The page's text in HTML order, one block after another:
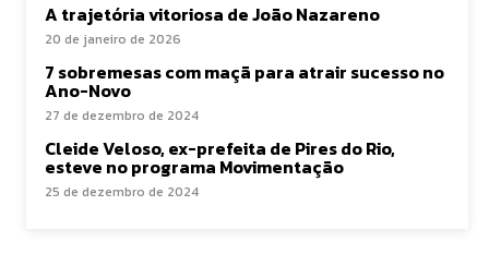
A trajetória vitoriosa de João Nazareno
20 de janeiro de 2026
7 sobremesas com maçã para atrair sucesso no
Ano-Novo
27 de dezembro de 2024
Cleide Veloso, ex-prefeita de Pires do Rio,
esteve no programa Movimentação
25 de dezembro de 2024